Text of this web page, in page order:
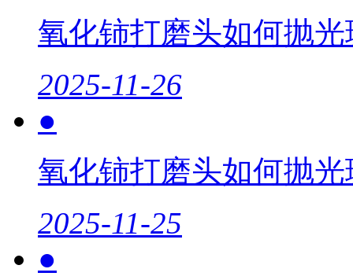
氧化铈打磨头如何抛
2025-11-26
●
氧化铈打磨头如何抛
2025-11-25
●